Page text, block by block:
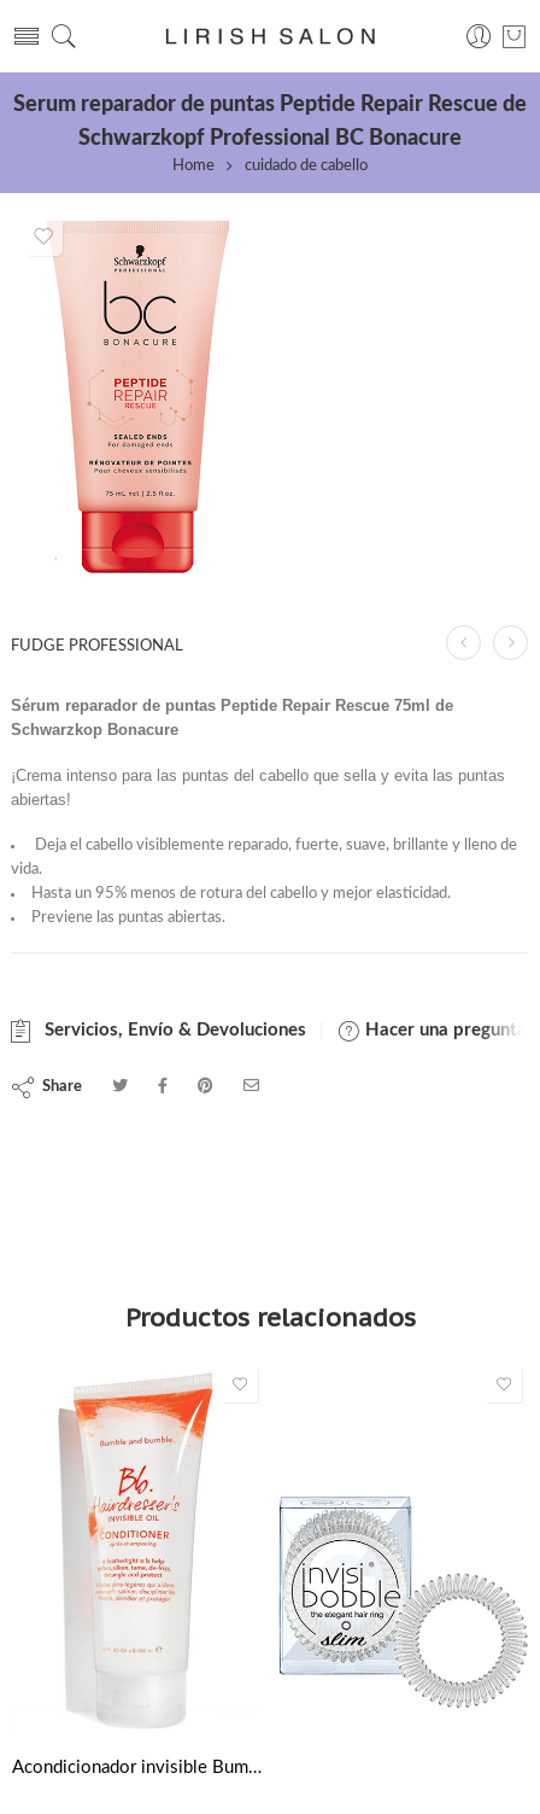
Serum reparador de puntas Peptide Repair Rescue de
Schwarzkopf Professional BC Bonacure
Home cuidado de cabello
FUDGE PROFESSIONAL
Sérum reparador de puntas Peptide Repair Rescue 75ml de
Schwarzkop Bonacure
¡Crema intenso para las puntas del cabello que sella y evita las puntas
abiertas!
Deja el cabello visiblemente reparado, fuerte, suave, brillante y lleno de
vida.
Hasta un 95% menos de rotura del cabello y mejor elasticidad.
Previene las puntas abiertas.
Servicios, Envío & Devoluciones Hacer una pregunta
Share
Productos relacionados
Acondicionador invisible Bumble and bumble Hairdresser’s Invisible Oil